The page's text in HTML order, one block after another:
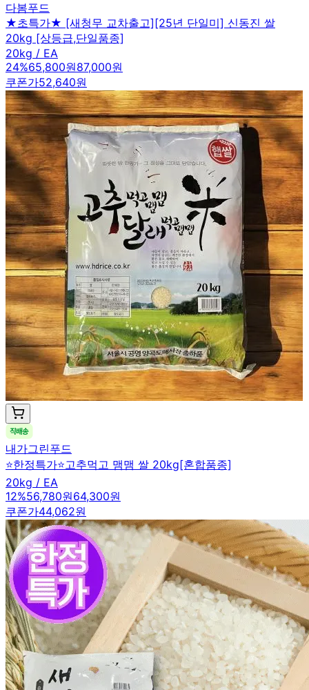
다봄푸드
★초특가★ [새청무 교차출고][25년 단일미] 신동진 쌀
20kg [상등급,단일품종]
20kg / EA
24%65,800원87,000원
쿠폰가52,640원
내가그린푸드
⭐한정특가⭐고추먹고 맴맴 쌀 20kg[혼합품종]
20kg / EA
12%56,780원64,300원
쿠폰가44,062원